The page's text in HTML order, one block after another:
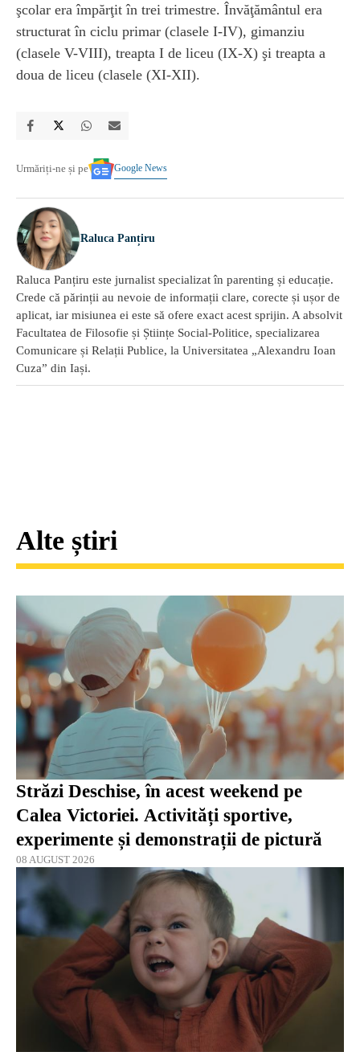
şcolar era împărţit în trei trimestre. Învăţământul era
structurat în ciclu primar (clasele I-IV), gimanziu
(clasele V-VIII), treapta I de liceu (IX-X) şi treapta a
doua de liceu (clasele (XI-XII).
Urmăriți-ne și pe Google News
Raluca Panțiru
Raluca Panțiru este jurnalist specializat în parenting și educație.
Crede că părinții au nevoie de informații clare, corecte și ușor de
aplicat, iar misiunea ei este să ofere exact acest sprijin. A absolvit
Facultatea de Filosofie și Științe Social-Politice, specializarea
Comunicare și Relații Publice, la Universitatea „Alexandru Ioan
Cuza” din Iași.
Alte știri
Străzi Deschise, în acest weekend pe
Calea Victoriei. Activități sportive,
experimente și demonstrații de pictură
08 AUGUST 2026